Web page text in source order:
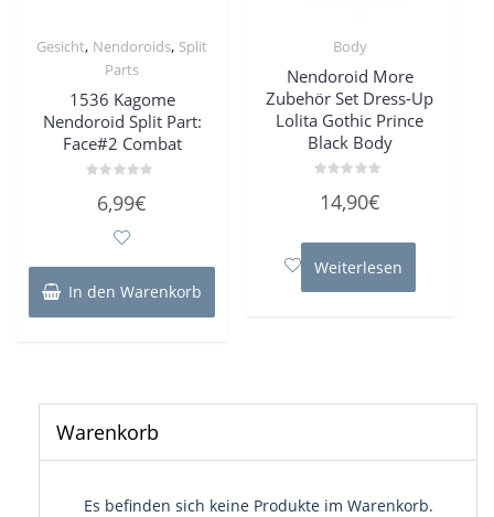
Gesicht, Nendoroids, Split
Parts
1536 Kagome
Nendoroid Split Part:
Face#2 Combat
mit6,99€
In den Warenkorb
Body
Nendoroid More
Zubehör Set Dress-Up
Lolita Gothic Prince
Black Body
mit
5
14,90€
Weiterlesen
Warenkorb
Es befinden sich keine Produkte im Warenkorb.